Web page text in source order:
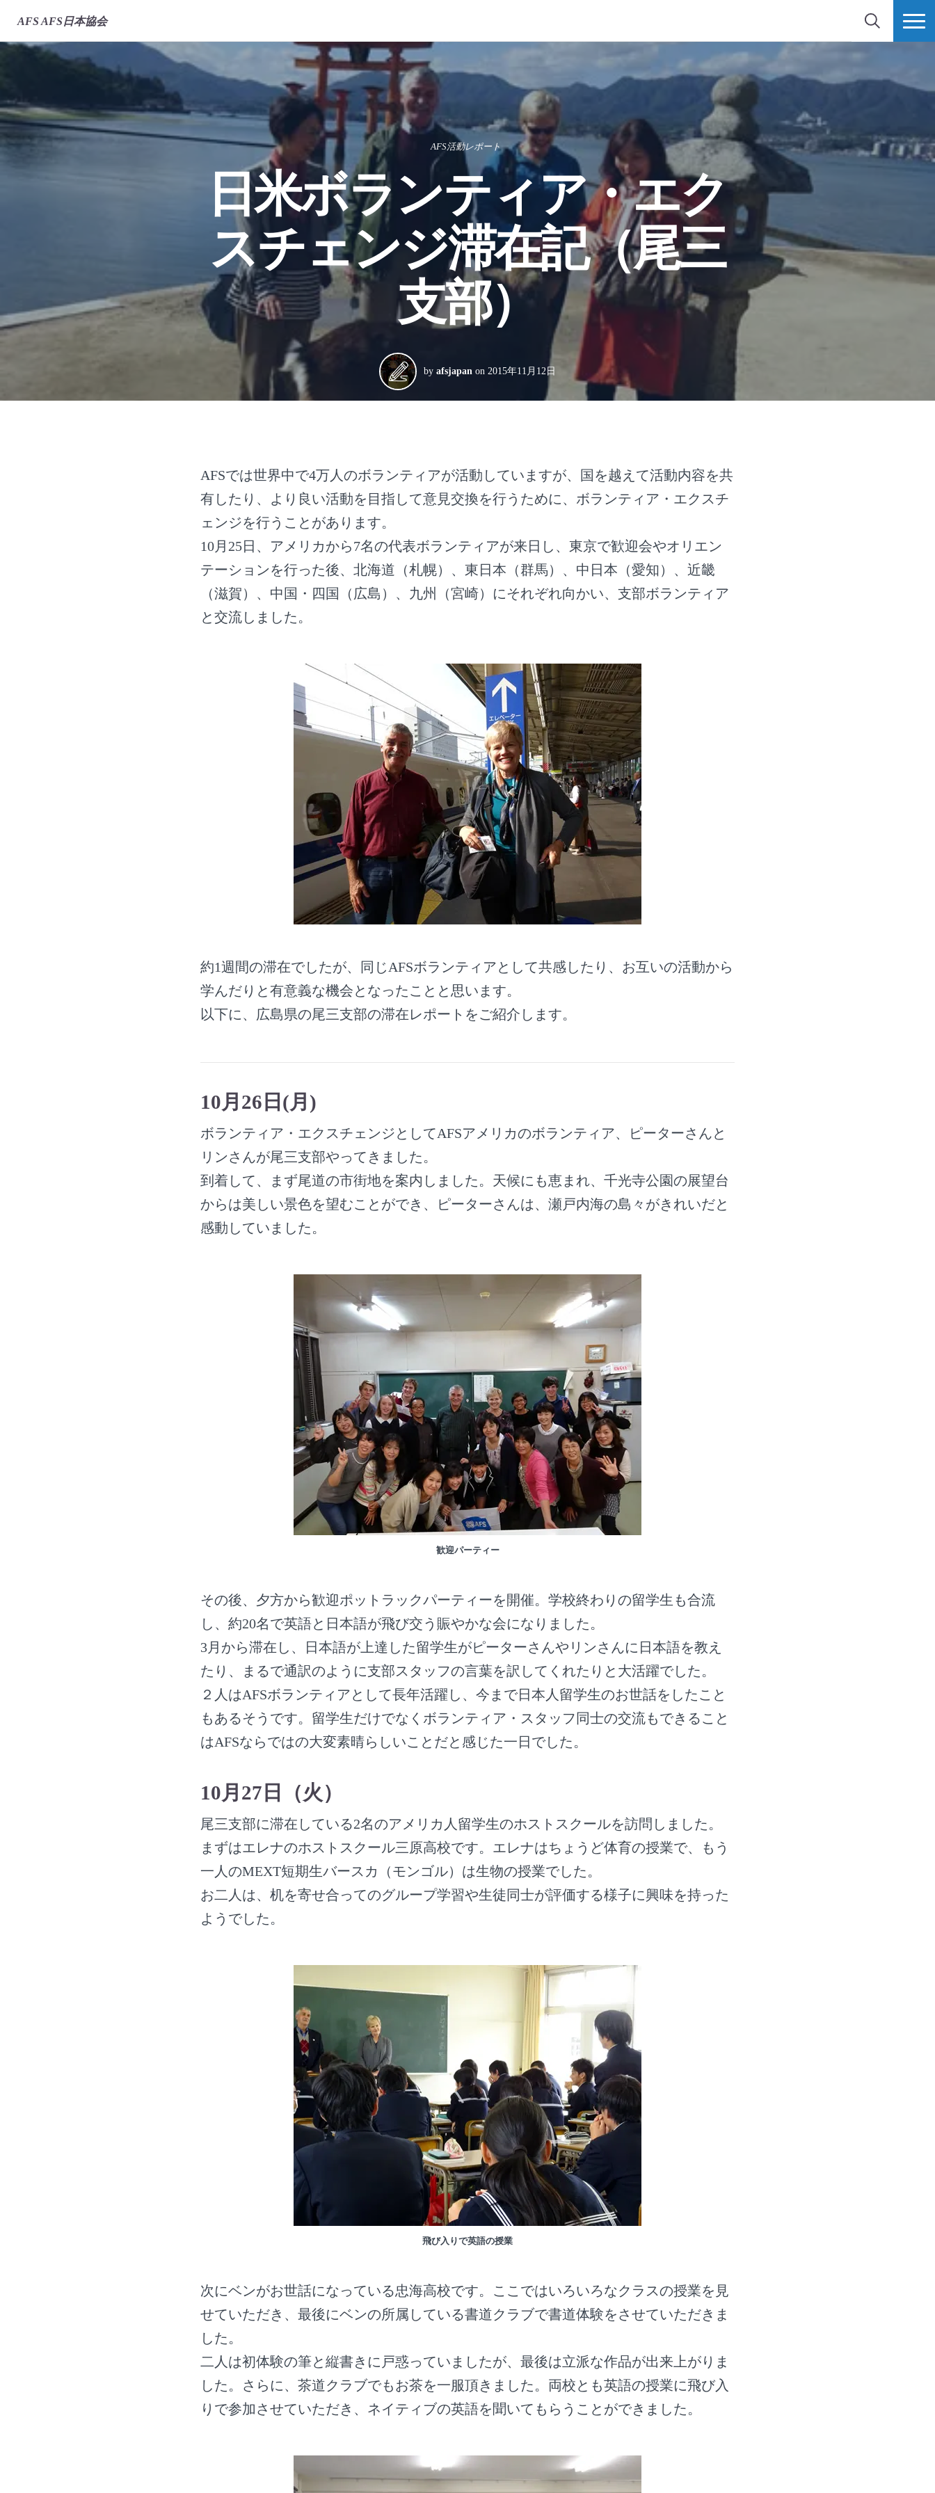
AFS AFS日本協会
検索 MORE
AFS活動レポート
日米ボランティア・エク
スチェンジ滞在記（尾三
支部）
by afsjapan on 2015年11月12日
AFSでは世界中で4万人のボランティアが活動していますが、国を越えて活動内容を共
有したり、より良い活動を目指して意見交換を行うために、ボランティア・エクスチ
ェンジを行うことがあります。
10月25日、アメリカから7名の代表ボランティアが来日し、東京で歓迎会やオリエン
テーションを行った後、北海道（札幌）、東日本（群馬）、中日本（愛知）、近畿
（滋賀）、中国・四国（広島）、九州（宮崎）にそれぞれ向かい、支部ボランティア
と交流しました。
約1週間の滞在でしたが、同じAFSボランティアとして共感したり、お互いの活動から
学んだりと有意義な機会となったことと思います。
以下に、広島県の尾三支部の滞在レポートをご紹介します。
10月26日(月)
ボランティア・エクスチェンジとしてAFSアメリカのボランティア、ピーターさんと
リンさんが尾三支部やってきました。
到着して、まず尾道の市街地を案内しました。天候にも恵まれ、千光寺公園の展望台
からは美しい景色を望むことができ、ピーターさんは、瀬戸内海の島々がきれいだと
感動していました。
歓迎パーティー
その後、夕方から歓迎ポットラックパーティーを開催。学校終わりの留学生も合流
し、約20名で英語と日本語が飛び交う賑やかな会になりました。
3月から滞在し、日本語が上達した留学生がピーターさんやリンさんに日本語を教え
たり、まるで通訳のように支部スタッフの言葉を訳してくれたりと大活躍でした。
２人はAFSボランティアとして長年活躍し、今まで日本人留学生のお世話をしたこと
もあるそうです。留学生だけでなくボランティア・スタッフ同士の交流もできること
はAFSならではの大変素晴らしいことだと感じた一日でした。
10月27日（火）
尾三支部に滞在している2名のアメリカ人留学生のホストスクールを訪問しました。
まずはエレナのホストスクール三原高校です。エレナはちょうど体育の授業で、もう
一人のMEXT短期生バースカ（モンゴル）は生物の授業でした。
お二人は、机を寄せ合ってのグループ学習や生徒同士が評価する様子に興味を持った
ようでした。
飛び入りで英語の授業
次にベンがお世話になっている忠海高校です。ここではいろいろなクラスの授業を見
せていただき、最後にベンの所属している書道クラブで書道体験をさせていただきま
した。
二人は初体験の筆と縦書きに戸惑っていましたが、最後は立派な作品が出来上がりま
した。さらに、茶道クラブでもお茶を一服頂きました。両校とも英語の授業に飛び入
りで参加させていただき、ネイティブの英語を聞いてもらうことができました。